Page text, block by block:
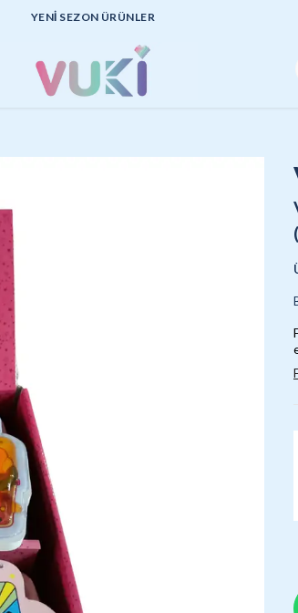
UYGUN FİYATLI KALİTELİ ÜRÜNLER